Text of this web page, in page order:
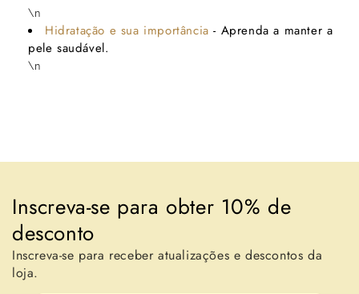
\n
Hidratação e sua importância - Aprenda a manter a
pele saudável.
\n
Inscreva-se para obter 10% de
desconto
Inscreva-se para receber atualizações e descontos da
loja.